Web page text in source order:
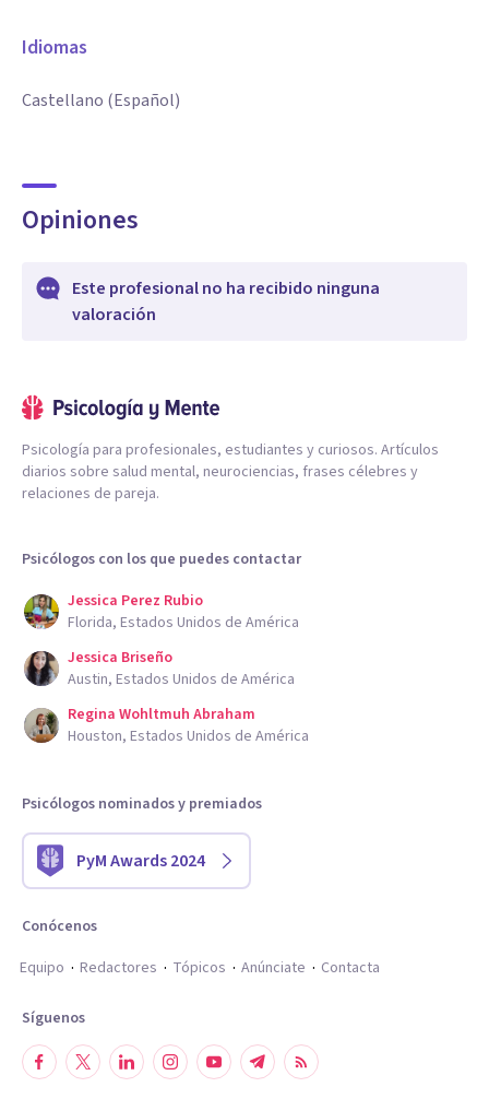
Idiomas
Castellano (Español)
Opiniones
Este profesional no ha recibido ninguna
valoración
Psicología para profesionales, estudiantes y curiosos. Artículos
diarios sobre salud mental, neurociencias, frases célebres y
relaciones de pareja.
Psicólogos con los que puedes contactar
Jessica Perez Rubio
Florida, Estados Unidos de América
Jessica Briseño
Austin, Estados Unidos de América
Regina Wohltmuh Abraham
Houston, Estados Unidos de América
Psicólogos nominados y premiados
PyM Awards 2024
Conócenos
Equipo
Redactores Tópicos Anúnciate Contacta
Síguenos